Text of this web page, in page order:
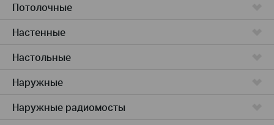
Потолочные
Настенные
Настольные
Наружные
Наружные радиомосты